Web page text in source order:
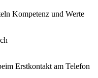
Kompetenz und Werte
Erstkontakt am Telefon